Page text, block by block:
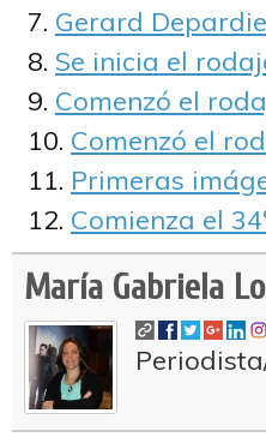
Gerard
Se inicia el
Comenzó el
Comenzó el
Primeras
Comienza el
María Gabriela